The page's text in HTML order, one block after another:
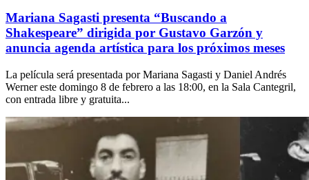
Mariana Sagasti presenta “Buscando a
Shakespeare” dirigida por Gustavo Garzón y
anuncia agenda artística para los próximos meses
La película será presentada por Mariana Sagasti y Daniel Andrés
Werner este domingo 8 de febrero a las 18:00, en la Sala Cantegril,
con entrada libre y gratuita...